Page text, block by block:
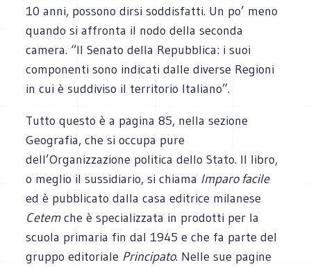
10 anni, possono dirsi soddisfatti. Un po’ meno
quando si affronta il nodo della seconda
camera. “Il Senato della Repubblica: i suoi
componenti sono indicati dalle diverse Regioni
in cui è suddiviso il territorio Italiano”.
Tutto questo è a pagina 85, nella sezione
Geografia, che si occupa pure
dell’Organizzazione politica dello Stato. Il libro,
o meglio il sussidiario, si chiama Imparo facile
ed è pubblicato dalla casa editrice milanese
Cetemche è specializzata in prodotti per la
scuola primaria fin dal 1945 e che fa parte del
gruppo editoriale Principato. Nelle sue pagine